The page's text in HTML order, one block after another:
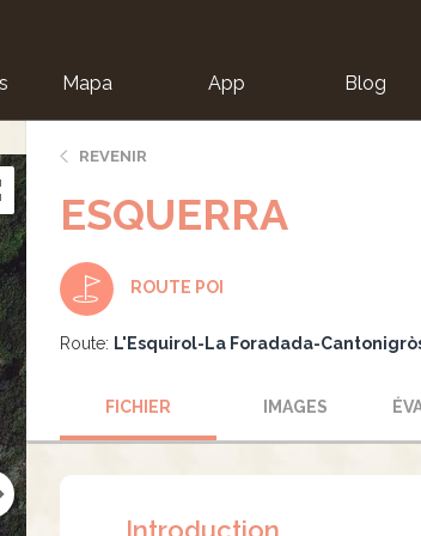
Mapa App Blog
REVENIR
ESQUERRA
ROUTE POI
Route: L'Esquirol-La Foradada-
FICHIER IMAGES